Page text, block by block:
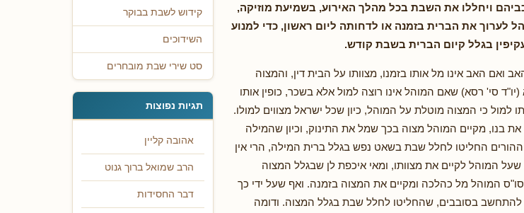
ויחללו את השבת בכל מהלך האירוע, בשמיעת מוזיקה,
לערוך את הברית בזמנה או לדחותה ליום ראשון, כדי למנוע
בגלל קיום הברית בשבת קודש.
ואם האב אינו מל אותו בזמנו, מצוותו על הבית דין, והמצוה
סי' רסא) שאם המוהל אינו רוצה למול אלא בשכר, כופין אותו
למול כי המצוה מוטלת על המוהל, כיון שכל ישראל מצווים למולו.
בנו, מקיים המוהל מצוה בכך שמל את התינוק, וכיון שהמילה
החליטו לחלל שבת בשאט נפש בגלל ברית המילה, הרי אין
המוהל לקיים את מצוותו, ומאי איכפת לן שבגלל המצוה
המוהל מל כהלכה ומקיים את המצוה בזמנה. ואף שעל ידי כך
בסובבים, שהחליטו לחלל שבת בגלל המצוה. ודומה
קידוש לשבת בבוקר
השידוכים
סט שירי שבת מובחרים
תגיות נפוצות
אהובה קליין
הרב שמואל ברוך גנוט
דבר החסידות